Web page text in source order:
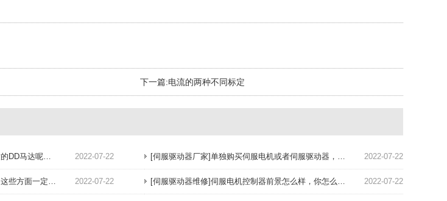
下一篇:电流的两种不同标定
2022-07-22
呢，请往下看 2022-07-22
[伺服驱动器厂家]单独购买伺服电机或者伺服驱动器，划算吗？
2022-07-22
面一定要注意 2022-07-22
[伺服驱动器维修]伺服电机控制器前景怎么样，你怎么认为呢？